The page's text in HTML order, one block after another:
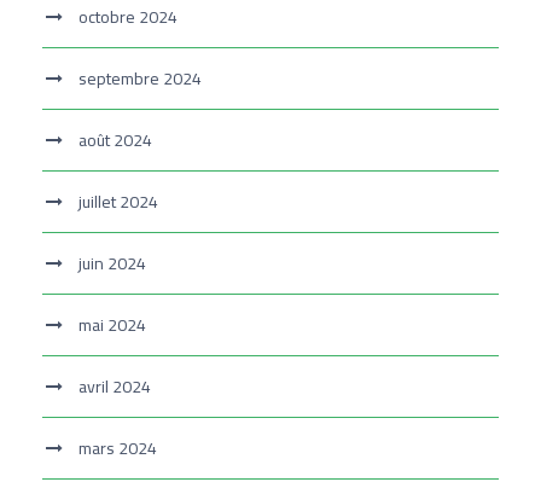
octobre 2024
septembre 2024
août 2024
juillet 2024
juin 2024
mai 2024
avril 2024
mars 2024